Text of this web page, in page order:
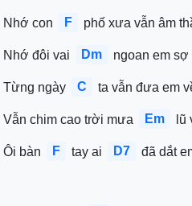
Nhớ con F phố xưa vẫn âm
Nhớ đôi vai Dm ngoan em
Từng ngày C ta vẫn đưa em
Vẫn chim cao trời mưa Em lũ
Ôi bàn F tay ai D7 đã dắt